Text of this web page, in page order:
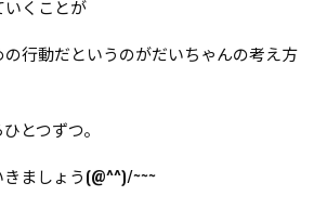
いくことが
行動だというのがだいちゃんの考え方
とつずつ。
ましょう(@^^)/~~~